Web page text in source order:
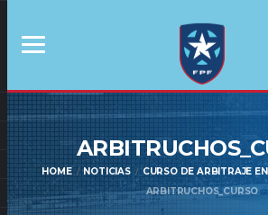
HOME NOTICIAS
CURSO DE ARBITRAJE
ARBITRUCHOS_CURSO